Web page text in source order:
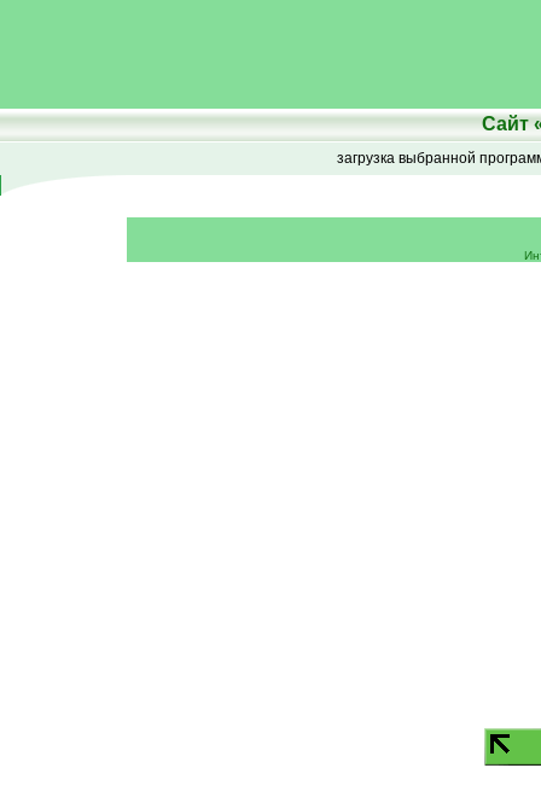
Сайт
загрузка выбранной